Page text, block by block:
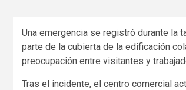
Una emergencia se registró durante la
parte de la cubierta de la edificación
preocupación entre visitantes y
Tras el incidente, el centro comercial